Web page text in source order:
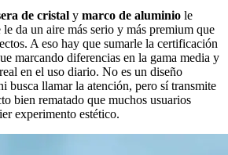
de cristal y marco de aluminio le
da un aire más serio y más premium que
A eso hay que sumarle la certificación
marcando diferencias en la gama media y
en el uso diario. No es un diseño
busca llamar la atención, pero sí transmite
bien rematado que muchos usuarios
experimento estético.